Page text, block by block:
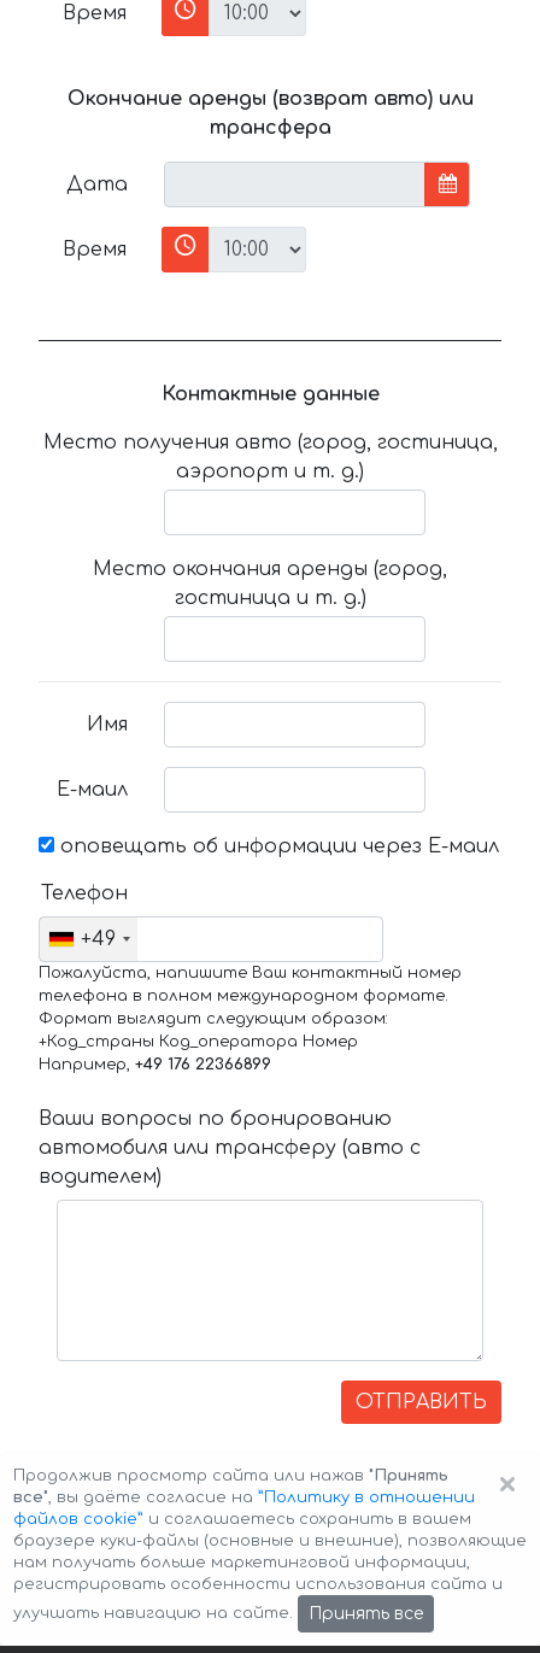
Время
Окончание аренды (возврат авто) или
трансфера
Дата
Время
Контактные данные
Место получения авто (город, гостиница,
аэропорт и т. д.)
Место окончания аренды (город,
гостиница и т. д.)
Имя
Е-маил
оповещать об информации через Е-маил
Телефон
+49
Пожалуйста, напишите Ваш контактный номер
телефона в полном международном формате.
Формат выглядит следующим образом:
+Код_страны Код_оператора Номер
Например, +49 176 22366899
Ваши вопросы по бронированию
автомобиля или трансферу (авто с
водителем)
ОТПРАВИТЬ
Авторские права © 2026 Авто-Аренда Cookie Policy
×
Продолжив просмотр сайта или нажав "Принять
все", вы даёте согласие на ”Политику в отношении
файлов cookie” и соглашаетесь сохранить в вашем
браузере куки-файлы (основные и внешние), позволяющие
нам получать больше маркетинговой информации,
регистрировать особенности использования сайта и
улучшать навигацию на сайте.
Принять все